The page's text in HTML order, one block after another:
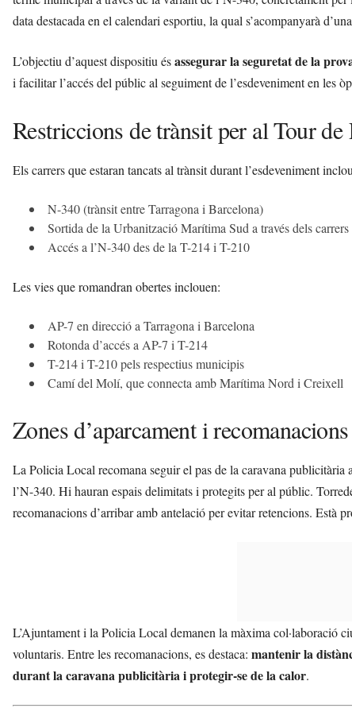
data destacada en el calendari esportiu, la qual s’acompanyarà
L’objectiu d’aquest dispositiu ésassegurar la seguretat de la
i facilitar l’accés del públic al seguiment de l’esdeveniment en les
Restriccions de trànsit per al Tour de
Els carrers que estaran tancats al trànsit durant l’esdeveniment
N-340 (trànsit entre Tarragona i Barcelona)
Sortida de la Urbanització Marítima Sud a través dels
Accés a l’N-340 des de la T-214 i T-210
Les vies que romandran obertes inclouen:
AP-7 en direcció a Tarragona i Barcelona
Rotonda d’accés a AP-7 i T-214
T-214 i T-210 pels respectius municipis
Camí del Molí, que connecta amb Marítima Nord i Creixell
Zones d’aparcament i
La Policia Local recomana seguir el pas de la caravana
l’N-340. Hi hauran espais delimitats i protegits per al públic.
recomanacions d’arribar amb antelació per evitar retencions. Està
L’Ajuntament i la Policia Local demanen la màxima col·laboració
voluntaris. Entre les recomanacions, es destaca: mantenir la
durant la caravana publicitària i protegir-se de la calor.